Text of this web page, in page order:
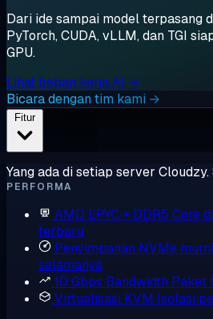
Dari ide sampai model terpasang
PyTorch, CUDA, vLLM, dan TGI
GPU.
Lihat beban kerja AI →
Bicara dengan tim kami →
Fitur
Yang ada di setiap server
PERFORMA
AMD EPYC + DDR5 Core
terbaru
Penyimpanan NVMe murni
selamanya
10 Gbps Bandwidth Paket
Virtualisasi KVM Isolasi